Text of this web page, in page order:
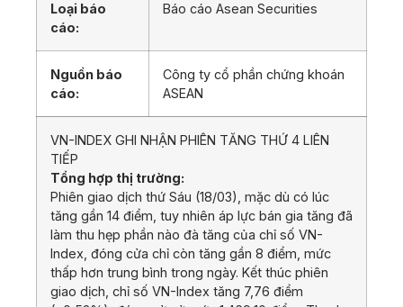
Loại báo
cáo:
Báo cáo Asean Securities
Nguồn báo
cáo:
Công ty cổ phần chứng khoán
ASEAN
VN-INDEX GHI NHẬN PHIÊN TĂNG THỨ 4 LIÊN
TIẾP
Tổng hợp thị trường:
Phiên giao dịch thứ Sáu (18/03), mặc dù có lúc
tăng gần 14 điểm, tuy nhiên áp lực bán gia tăng đã
làm thu hẹp phần nào đà tăng của chỉ số VN-
Index, đóng cửa chỉ còn tăng gần 8 điểm, mức
thấp hơn trung bình trong ngày. Kết thúc phiên
giao dịch, chỉ số VN-Index tăng 7,76 điểm